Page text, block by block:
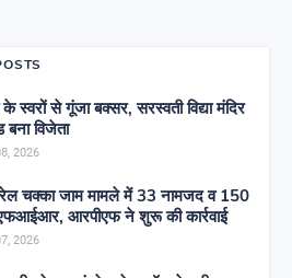
के स्वरों से गूंजा बक्सर, सरस्वती विद्या मंदिर
विजेता
2026
चक्का जाम मामले में 33 नामजद व 150
आरपीएफ ने शुरू की कार्रवाई
2026